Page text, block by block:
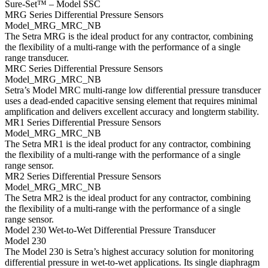
Sure-Set™ – Model SSC
MRG Series Differential Pressure Sensors
Model_MRG_MRC_NB
The Setra MRG is the ideal product for any contractor, combining
the flexibility of a multi-range with the performance of a single
range transducer.
MRC Series Differential Pressure Sensors
Model_MRG_MRC_NB
Setra’s Model MRC multi-range low differential pressure transducer
uses a dead-ended capacitive sensing element that requires minimal
amplification and delivers excellent accuracy and longterm stability.
MR1 Series Differential Pressure Sensors
Model_MRG_MRC_NB
The Setra MR1 is the ideal product for any contractor, combining
the flexibility of a multi-range with the performance of a single
range sensor.
MR2 Series Differential Pressure Sensors
Model_MRG_MRC_NB
The Setra MR2 is the ideal product for any contractor, combining
the flexibility of a multi-range with the performance of a single
range sensor.
Model 230 Wet-to-Wet Differential Pressure Transducer
Model 230
The Model 230 is Setra’s highest accuracy solution for monitoring
differential pressure in wet-to-wet applications. Its single diaphragm